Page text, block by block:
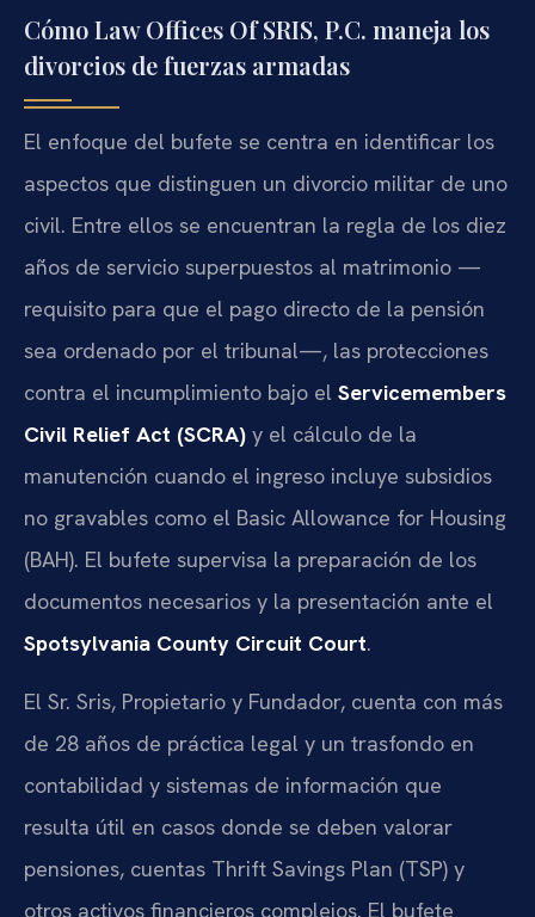
Cómo Law Offices Of SRIS, P.C. maneja los
divorcios de fuerzas armadas
El enfoque del bufete se centra en identificar los
aspectos que distinguen un divorcio militar de uno
civil. Entre ellos se encuentran la regla de los diez
años de servicio superpuestos al matrimonio —
requisito para que el pago directo de la pensión
sea ordenado por el tribunal—, las protecciones
contra el incumplimiento bajo el Servicemembers
Civil Relief Act (SCRA) y el cálculo de la
manutención cuando el ingreso incluye subsidios
no gravables como el Basic Allowance for Housing
(BAH). El bufete supervisa la preparación de los
documentos necesarios y la presentación ante el
Spotsylvania County Circuit Court.
El Sr. Sris, Propietario y Fundador, cuenta con más
de 28 años de práctica legal y un trasfondo en
contabilidad y sistemas de información que
resulta útil en casos donde se deben valorar
pensiones, cuentas Thrift Savings Plan (TSP) y
otros activos financieros complejos. El bufete